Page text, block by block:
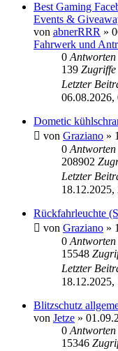
Best Gaming
Events &
von abnerRRR »
Fahrwerk und
0Antworten
139 Zugriffe
Letzter
06.08.2026,
Dometic
von Graziano »
0Antworten
208902
Letzter
18.12.2025,
Rückfahrleuchte
von Graziano »
0Antworten
15548
Letzter
18.12.2025,
Blitzschutz
von Jetze »
0Antworten
15346